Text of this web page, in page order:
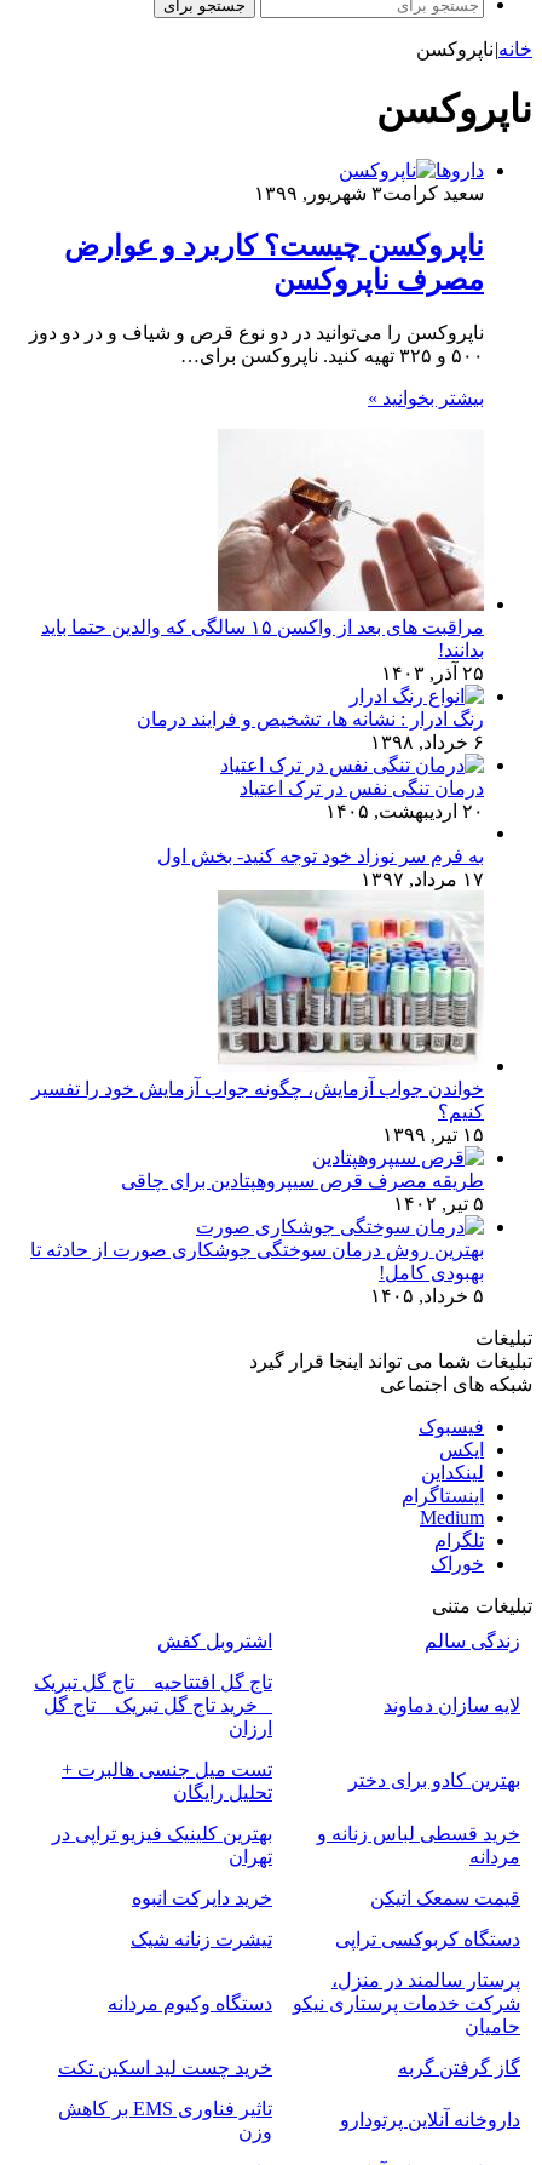
جستجو برای
خانه|ناپروکسن
ناپروکسن
داروها
سعید کرامت۳ شهریور, ۱۳۹۹
ناپروکسن چیست؟ کاربرد و عوارض
مصرف ناپروکسن
ناپروکسن را می‌توانید در دو نوع قرص و شیاف و در دو دوز
۵۰۰ و ۳۲۵ تهیه کنید. ناپروکسن برای…
بیشتر بخوانید »
مراقبت های بعد از واکسن ۱۵ سالگی که والدین حتما باید
بدانند!
۲۵ آذر, ۱۴۰۳
رنگ ادرار : نشانه ها، تشخیص و فرایند درمان
۶ خرداد, ۱۳۹۸
درمان تنگی نفس در ترک اعتیاد
۲۰ اردیبهشت, ۱۴۰۵
به فرم سر نوزاد خود توجه کنید- بخش اول
۱۷ مرداد, ۱۳۹۷
خواندن جواب آزمایش، چگونه جواب آزمایش خود را تفسیر
کنیم؟
۱۵ تیر, ۱۳۹۹
طریقه مصرف قرص سیپروهپتادین برای چاقی
۵ تیر, ۱۴۰۲
بهترین روش درمان سوختگی جوشکاری صورت از حادثه تا
بهبودی کامل!
۵ خرداد, ۱۴۰۵
تبلیغات
تبلیغات شما می تواند اینجا قرار گیرد
شبکه های اجتماعی
فیسبوک
ایکس
لینکداین
اینستاگرام
Medium
تلگرام
خوراک
تبلیغات متنی
زندگی سالم
اشتروبل کفش
لایه سازان دماوند
تاج گل افتتاحیه _ تاج گل تبریک
_ خرید تاج گل تبریک _ تاج گل
ارزان
بهترین کادو برای دختر
تست میل جنسی هالبرت +
تحلیل رایگان
خرید قسطی لباس زنانه و
مردانه
بهترین کلینیک فیزیو تراپی در
تهران
قیمت سمعک اتیکن
خرید دایرکت انبوه
دستگاه کربوکسی تراپی
تیشرت زنانه شیک
پرستار سالمند در منزل،
شرکت خدمات پرستاری نیکو
حامیان
دستگاه وکیوم مردانه
گاز گرفتن گربه خرید چست لید اسکین تکت
داروخانه آنلاین پرتودارو
تاثیر فناوری EMS بر کاهش
وزن